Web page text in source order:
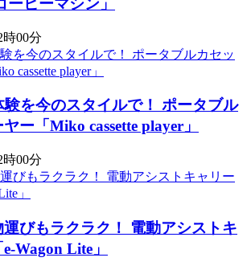
ーヒーマシン」
時00分
験を今のスタイルで！ ポータブル
ー「Miko cassette player」
時00分
びもラクラク！ 電動アシストキ
Wagon Lite」